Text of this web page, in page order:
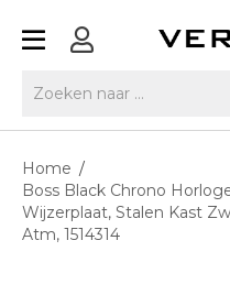
Home /
Boss Black Chrono
Wijzerplaat, Stalen Kast
Atm, 1514314